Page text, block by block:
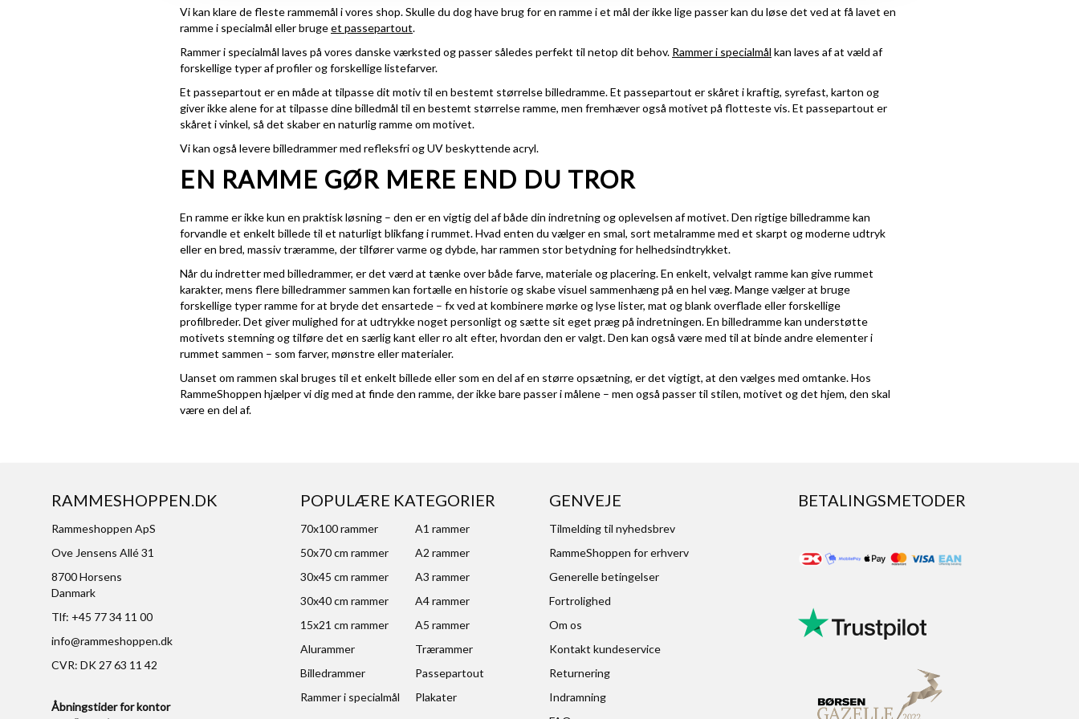
Vi kan klare de fleste rammemål i vores shop. Skulle du dog have brug for en ramme i et mål der ikke lige passer kan du løse det ved at få lavet en
ramme i specialmål eller brugeet passepartout.
Rammer i specialmål laves på vores danske værksted og passer således perfekt til netop dit behov. Rammer i specialmål kan laves af at væld af
forskellige typer af profiler og forskellige listefarver.
Et passepartout er en måde at tilpasse dit motiv til en bestemt størrelse billedramme. Et passepartout er skåret i kraftig, syrefast, karton og
giver ikke alene for at tilpasse dine billedmål til en bestemt størrelse ramme, men fremhæver også motivet på flotteste vis. Et passepartout er
skåret i vinkel, så det skaber en naturlig ramme om motivet.
Vi kan også levere billedrammer med refleksfri og UV beskyttende acryl.
EN RAMME GØR MERE END DU TROR
En ramme er ikke kun en praktisk løsning – den er en vigtig del af både din indretning og oplevelsen af motivet. Den rigtige billedramme kan
forvandle et enkelt billede til et naturligt blikfang i rummet. Hvad enten du vælger en smal, sort metalramme med et skarpt og moderne udtryk
eller en bred, massiv træramme, der tilfører varme og dybde, har rammen stor betydning for helhedsindtrykket.
Når du indretter med billedrammer, er det værd at tænke over både farve, materiale og placering. En enkelt, velvalgt ramme kan give rummet
karakter, mens flere billedrammer sammen kan fortælle en historie og skabe visuel sammenhæng på en hel væg. Mange vælger at bruge
forskellige typer ramme for at bryde det ensartede – fx ved at kombinere mørke og lyse lister, mat og blank overflade eller forskellige
profilbreder. Det giver mulighed for at udtrykke noget personligt og sætte sit eget præg på indretningen. En billedramme kan understøtte
motivets stemning og tilføre det en særlig kant eller ro alt efter, hvordan den er valgt. Den kan også være med til at binde andre elementer i
rummet sammen – som farver, mønstre eller materialer.
Uanset om rammen skal bruges til et enkelt billede eller som en del af en større opsætning, er det vigtigt, at den vælges med omtanke. Hos
RammeShoppen hjælper vi dig med at finde den ramme, der ikke bare passer i målene – men også passer til stilen, motivet og det hjem, den skal
være en del af.
RAMMESHOPPEN.DK
Rammeshoppen ApS
Ove Jensens Allé 31
8700 Horsens
Danmark
Tlf: +45 77 34 11 00
info@rammeshoppen.dk
CVR: DK 27 63 11 42
Åbningstider for kontor
POPULÆRE KATEGORIER
70x100 rammer
A1 rammer
50x70 cm rammer
A2 rammer
30x45 cm rammer
A3 rammer
30x40 cm rammer
A4 rammer
15x21 cm rammer
A5 rammer
Alurammer
Trærammer
Billedrammer
Passepartout
Rammer i specialmål
Plakater
GENVEJE
Tilmelding til nyhedsbrev
RammeShoppen for erhverv
Generelle betingelser
Fortrolighed
Om os
Kontakt kundeservice
Returnering
Indramning
BETALINGSMETODER